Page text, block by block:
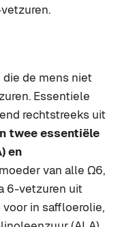
de mens niet
Essentiele
rechtstreeks uit
twee essentiële
en
van alle Ω6,
6-vetzuren uit
in saffloerolie,